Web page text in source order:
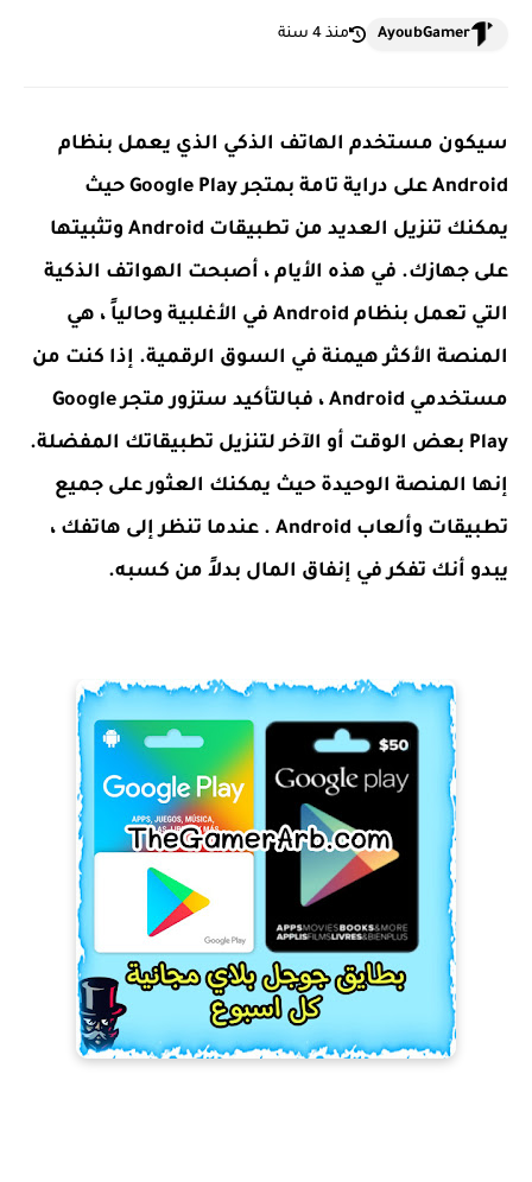
AyoubGamer منذ 4 سنة
سيكون مستخدم الهاتف الذكي الذي يعمل بنظام
Android على دراية تامة بمتجر Google Play حيث
يمكنك تنزيل العديد من تطبيقات Android وتثبيتها
على جهازك. في هذه الأيام ، أصبحت الهواتف الذكية
التي تعمل بنظام Android في الأغلبية وحالياً ، هي
المنصة الأكثر هيمنة في السوق الرقمية. إذا كنت من
مستخدمي Android ، فبالتأكيد ستزور متجر Google
Play بعض الوقت أو الآخر لتنزيل تطبيقاتك المفضلة.
إنها المنصة الوحيدة حيث يمكنك العثور على جميع
تطبيقات وألعاب Android . عندما تنظر إلى هاتفك ،
يبدو أنك تفكر في إنفاق المال بدلاً من كسبه.